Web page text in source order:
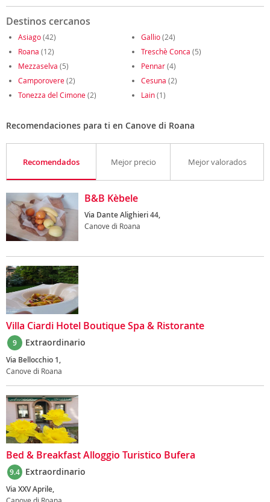
Destinos cercanos
Asiago(42) Gallio(24)
Roana (12) Treschè Conca (5)
Mezzaselva (5) Pennar(4)
Camporovere(2) Cesuna (2)
Tonezza del Cimone(2) Lain(1)
Recomendaciones para ti en Canove di Roana
Recomendados Mejor precio Mejor valorados
B&B Kèbele
Via Dante Alighieri 44,
Canove di Roana
Villa Ciardi Hotel Boutique Spa & Ristorante
9 Extraordinario
Via Bellocchio 1,
Canove di Roana
Bed & Breakfast Alloggio Turistico Bufera
9.4 Extraordinario
Via XXV Aprile,